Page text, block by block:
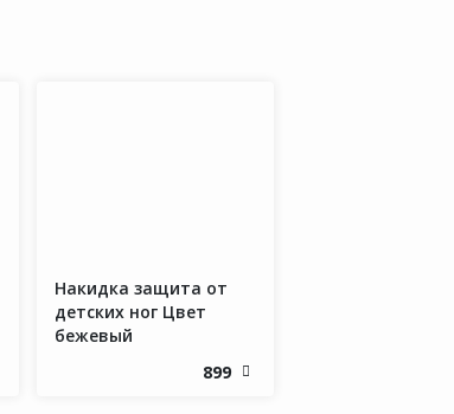
Накидка защита от
детских ног Цвет
бежевый
899